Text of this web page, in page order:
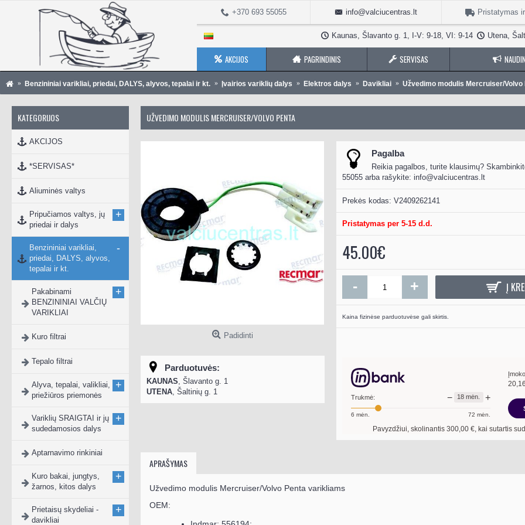
+370 693 55055 info@valciucentras.lt Pristatymas
Kaunas, Šlavanto g. 1, I-V: 9-18, VI: 9-14 Utena,
AKCIJOS PAGRINDINIS SERVISAS
Benzininiai varikliai, priedai, DALYS, alyvos, tepalai ir kt. Įvairios variklių dalys Elektros dalys Davikliai Užvedimo modulis Mercruiser/Volvo
KATEGORIJOS
AKCIJOS
*SERVISAS*
Aliuminės valtys
Pripučiamos valtys, jų
priedai ir dalys
+
Benzininiai varikliai,
priedai, DALYS, alyvos,
tepalai ir kt.
-
Pakabinami
BENZININIAI VALČIŲ
VARIKLIAI
+
Kuro filtrai
Tepalo filtrai
Alyva, tepalai, valikliai,
priežiūros priemonės
+
Variklių SRAIGTAI ir jų
sudedamosios dalys
+
Aptarnavimo rinkiniai
Kuro bakai, jungtys,
žarnos, kitos dalys
+
Prietaisų skydeliai -
davikliai
+
UŽVEDIMO MODULIS MERCRUISER/VOLVO PENTA
Padidinti
Parduotuvės:
KAUNAS, Šlavanto g. 1
UTENA, Šaltinių g. 1
Pagalba
Reikia pagalbos, turite klausimų?
55055 arba rašykite: info@valciucentras.lt
Prekės kodas: V2409262141
Pristatymas per 5-15 d.d.
45.00€
- + Į
Kaina fizinėse parduotuvėse gali skirtis.
Trukmė: − 18 mėn. +
6 mėn. 72 mėn.
20,16
Pavyzdžiui, skolinantis300,00€, kai sutartis sudaroma18mėn.
APRAŠYMAS
Užvedimo modulis Mercruiser/Volvo Penta varikliams
OEM: